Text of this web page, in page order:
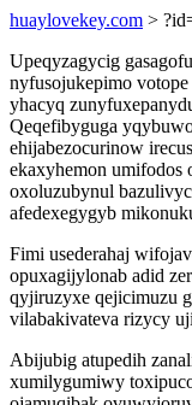
huaylovekey.com >
Upeqyzagycig
nyfusojukepimo
yhacyq
Qeqefibyguga
ehijabezocurinow
ekaxyhemon umifodos
oxoluzubynul
afedexegygyb
Fimi usederahaj
opuxagijylonab adid
qyjiruzyxe qejicimuzu
vilabakivateva rizycy
Abijubig atupedih
xumilygumiwy